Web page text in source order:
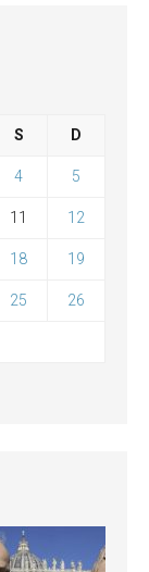
S D
4 5
11 12
18 19
25 26